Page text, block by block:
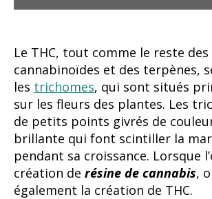
Le THC, tout comme le reste des
cannabinoïdes et des terpènes,
les trichomes, qui sont situés
sur les fleurs des plantes. Les
de petits points givrés de
brillante qui font scintiller la
pendant sa croissance. Lorsque
création de résine de cannabis,
également la création de THC.